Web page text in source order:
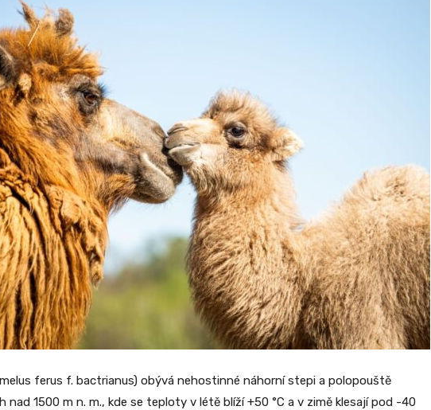
ferus f. bactrianus) obývá nehostinné náhorní stepi a polopouště
nad 1500 m n. m., kde se teploty v létě blíží +50 °C a v zimě klesají pod -40